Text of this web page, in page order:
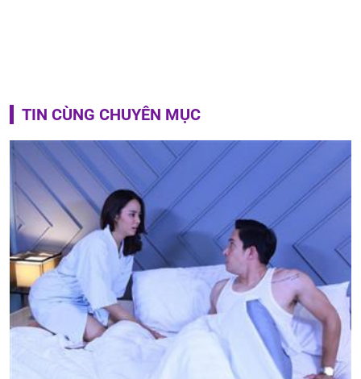
TIN CÙNG CHUYÊN MỤC